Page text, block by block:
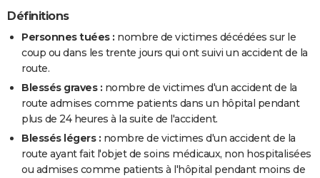
Définitions
Personnes tuées : nombre de victimes décédées sur le
coup ou dans les trente jours qui ont suivi un accident de la
route.
Blessés graves : nombre de victimes d'un accident de la
route admises comme patients dans un hôpital pendant
plus de 24 heures à la suite de l'accident.
Blessés légers : nombre de victimes d'un accident de la
route ayant fait l'objet de soins médicaux, non hospitalisées
ou admises comme patients à l'hôpital pendant moins de